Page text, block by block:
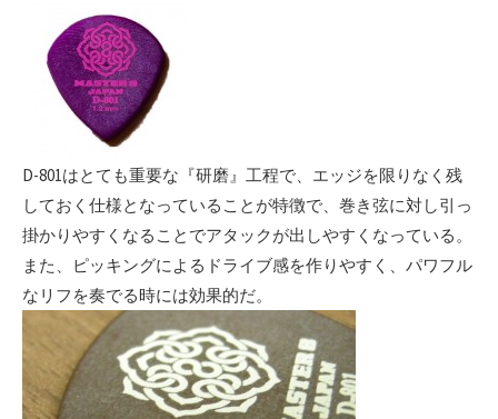
D-801はとても重要な『研磨』工程で、エッジを限りなく残
しておく仕様となっていることが特徴で、巻き弦に対し引っ
掛かりやすくなることでアタックが出しやすくなっている。
また、ピッキングによるドライブ感を作りやすく、パワフル
なリフを奏でる時には効果的だ。